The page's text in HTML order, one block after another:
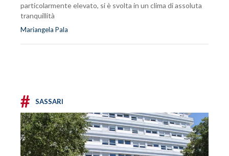
particolarmente elevato, si è svolta in un clima di assoluta
tranquillità
Mariangela Pala
# SASSARI